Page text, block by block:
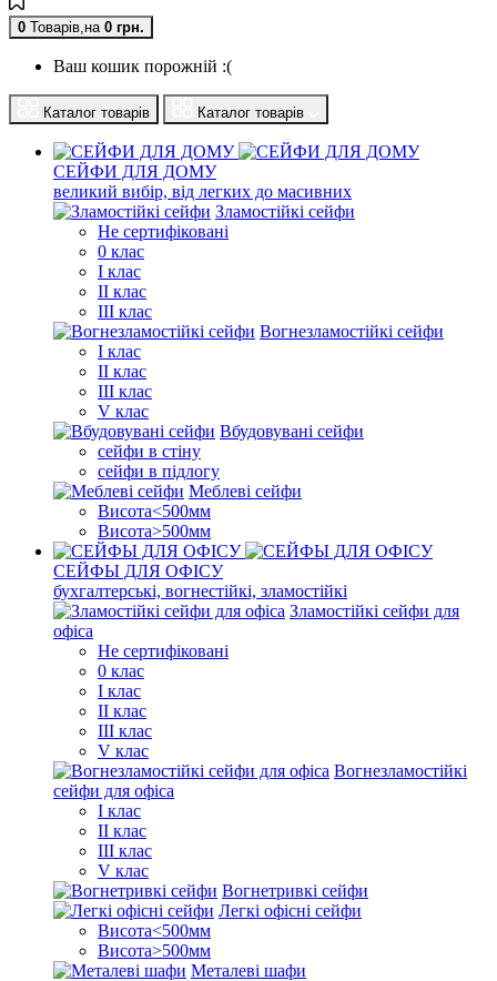
0 Товарів,на 0 грн.
Ваш кошик порожній :(
Каталог товарів Каталог товарів
СЕЙФИ ДЛЯ ДОМУ
великий вибір, від легких до масивних
Зламостійкі сейфи
Не сертифіковані
0 клас
I клас
II клас
III клас
Вогнезламостійкі сейфи
I клас
II клас
III клас
V клас
Вбудовувані сейфи
сейфи в стіну
сейфи в підлогу
Меблеві сейфи
Висота<500мм
Висота>500мм
СЕЙФЫ ДЛЯ ОФІСУ
бухгалтерські, вогнестійкі, зламостійкі
Зламостійкі сейфи для
офіса
Не сертифіковані
0 клас
I клас
II клас
III клас
V клас
Вогнезламостійкі
сейфи для офіса
I клас
II клас
III клас
V клас
Вогнетривкі сейфи
Легкі офісні сейфи
Висота<500мм
Висота>500мм
Металеві шафи